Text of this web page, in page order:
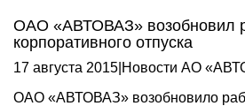
ОАО «АВТОВАЗ» возобновил
корпоративного отпуска
17 августа 2015 Новости АО
ОАО «АВТОВАЗ» возобновило